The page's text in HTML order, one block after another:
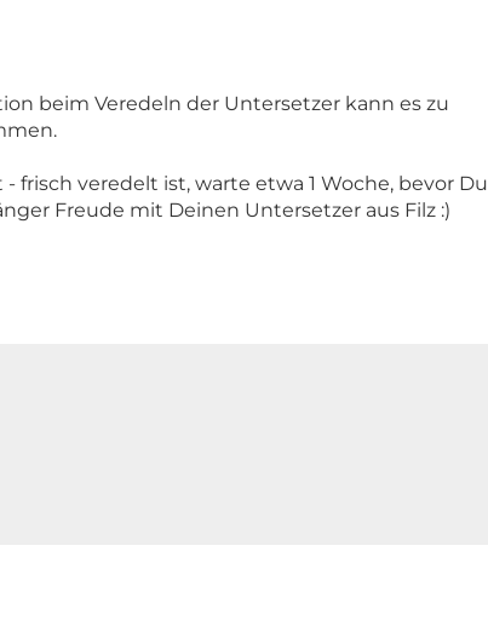
beim Veredeln der Untersetzer kann es zu
frisch veredelt ist, warte etwa 1 Woche, bevor Du
Freude mit Deinen Untersetzer aus Filz :)